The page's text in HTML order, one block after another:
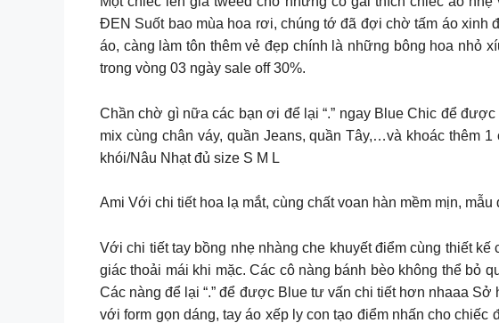
ĐEN Suốt bao mùa hoa rơi, chúng tớ đã đợi chờ tấm áo xinh
áo, càng làm tôn thêm vẻ đẹp chính là những bông hoa nhỏ
trong vòng 03 ngày sale off 30%.
Chần chờ gì nữa các bạn ơi để lại “.” ngay Blue Chic để
mix cùng chân váy, quần Jeans, quần Tây,…và khoác thêm
khói/Nâu Nhạt đủ size S M L
Ami Với chi tiết hoa lạ mắt, cùng chất voan hàn mềm mịn,
Với chi tiết tay bồng nhẹ nhàng che khuyết điểm cùng thiết
giác thoải mái khi mặc. Các cô nàng bánh bèo không thể bỏ
Các nàng để lại “.” để được Blue tư vấn chi tiết hơn nhaaa
với form gọn dáng, tay áo xếp ly con tạo điểm nhấn cho